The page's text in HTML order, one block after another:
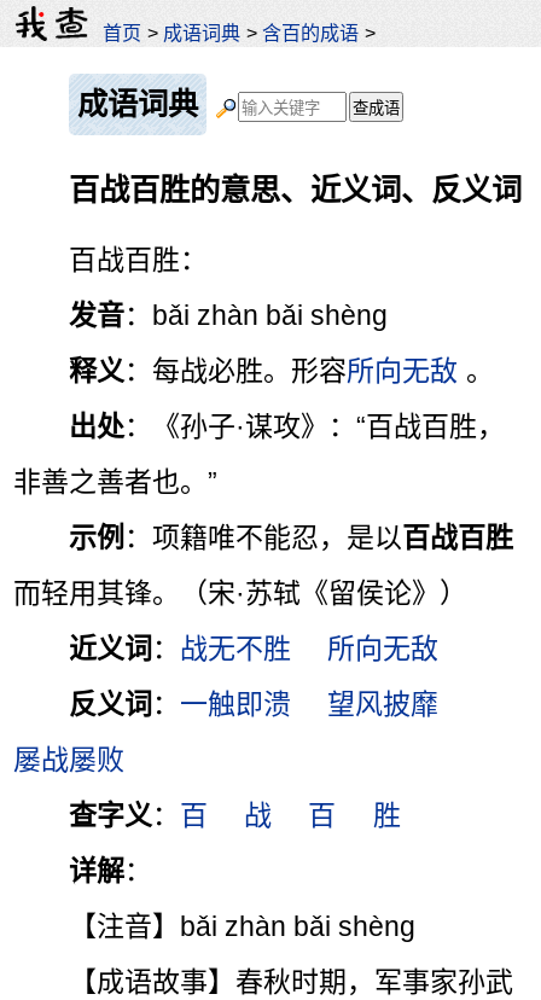
首页 > 成语词典 >含百的成语 >
成语词典
百战百胜的意思、近义词、反义词
百战百胜：
发音：bǎi zhàn bǎi shèng
释义 ：每战必胜。形容所向无敌 。
出处：《孙子·谋攻》：“百战百胜，
非善之善者也。”
示例 ：项籍唯不能忍，是以百战百胜
而轻用其锋。（宋·苏轼《留侯论》）
近义词 ： 战无不胜
所向无敌
反义词 ： 一触即溃
望风披靡
屡战屡败
查字义 ： 百 战 百
胜
详解：
【注音】bǎi zhàn bǎi shèng
【成语故事】春秋时期，军事家孙武